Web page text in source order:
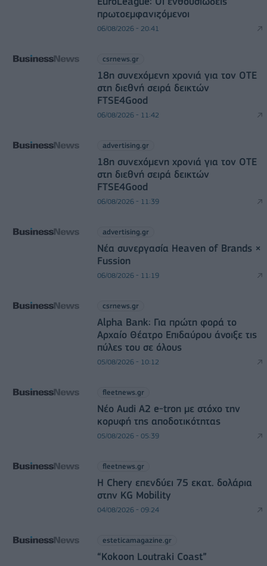
πρωτοεμφανιζόμενοι
06/08/2026 - 20:41
csrnews.gr
18η συνεχόμενη χρονιά για τον ΟΤΕ
στη διεθνή σειρά δεικτών
FTSE4Good
06/08/2026 - 11:42
advertising.gr
18η συνεχόμενη χρονιά για τον ΟΤΕ
στη διεθνή σειρά δεικτών
FTSE4Good
06/08/2026 - 11:39
advertising.gr
Νέα συνεργασία Heaven of Brands ×
Fussion
06/08/2026 - 11:19
csrnews.gr
Alpha Bank: Για πρώτη φορά το
Αρχαίο Θέατρο Επιδαύρου άνοιξε τις
πύλες του σε όλους
05/08/2026 - 10:12
fleetnews.gr
Νέο Audi A2 e-tron με στόχο την
κορυφή της αποδοτικότητας
05/08/2026 - 05:39
fleetnews.gr
Η Chery επενδύει 75 εκατ. δολάρια
στην KG Mobility
04/08/2026 - 09:24
esteticamagazine.gr
“Kokoon Loutraki Coast”